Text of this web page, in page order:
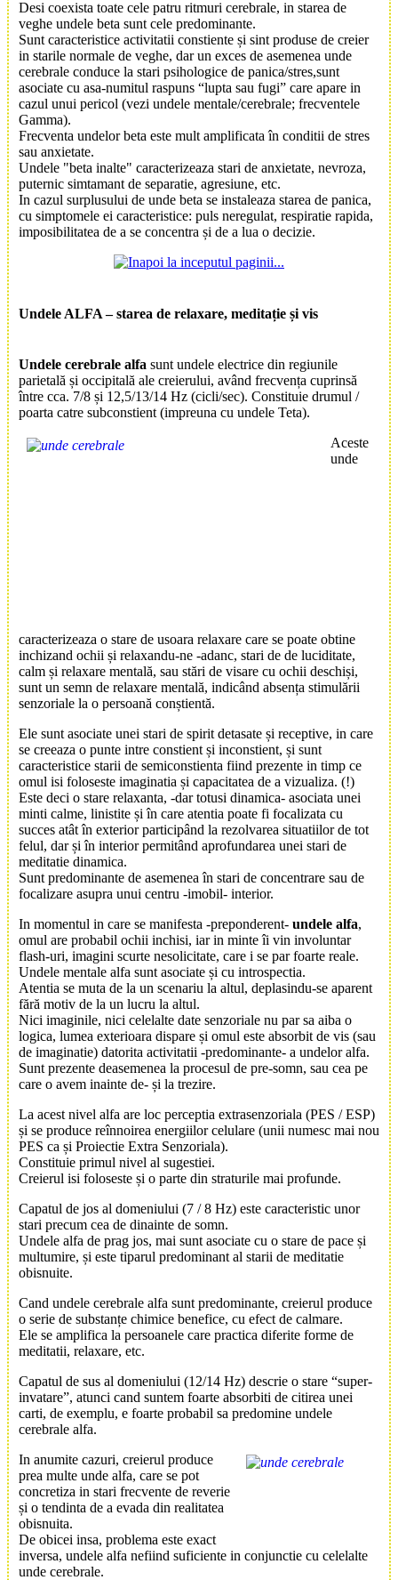
Desi coexista toate cele patru ritmuri cerebrale, in starea de
veghe undele beta sunt cele predominante.
Sunt caracteristice activitatii constiente și sint produse de creier
in starile normale de veghe, dar un exces de asemenea unde
cerebrale conduce la stari psihologice de panica/stres,sunt
asociate cu asa-numitul raspuns “lupta sau fugi” care apare in
cazul unui pericol (vezi undele mentale/cerebrale; frecventele
Gamma).
Frecventa undelor beta este mult amplificata în conditii de stres
sau anxietate.
Undele "beta inalte" caracterizeaza stari de anxietate, nevroza,
puternic simtamant de separatie, agresiune, etc.
In cazul surplusului de unde beta se instaleaza starea de panica,
cu simptomele ei caracteristice: puls neregulat, respiratie rapida,
imposibilitatea de a se concentra și de a lua o decizie.
Undele ALFA – starea de relaxare, meditație și vis
Undele cerebrale alfa sunt undele electrice din regiunile
parietală și occipitală ale creierului, având frecvența cuprinsă
între cca. 7/8 și 12,5/13/14 Hz (cicli/sec). Constituie drumul /
poarta catre subconstient (impreuna cu undele Teta).
Aceste
unde
caracterizeaza o stare de usoara relaxare care se poate obtine
inchizand ochii și relaxandu-ne -adanc, stari de de luciditate,
calm și relaxare mentală, sau stări de visare cu ochii deschiși,
sunt un semn de relaxare mentală, indicând absența stimulării
senzoriale la o persoană conștientă.
Ele sunt asociate unei stari de spirit detasate și receptive, in care
se creeaza o punte intre constient și inconstient, și sunt
caracteristice starii de semiconstienta fiind prezente in timp ce
omul isi foloseste imaginatia și capacitatea de a vizualiza. (!)
Este deci o stare relaxanta, -dar totusi dinamica- asociata unei
minti calme, linistite și în care atentia poate fi focalizata cu
succes atât în exterior participând la rezolvarea situatiilor de tot
felul, dar și în interior permitând aprofundarea unei stari de
meditatie dinamica.
Sunt predominante de asemenea în stari de concentrare sau de
focalizare asupra unui centru -imobil- interior.
In momentul in care se manifesta -preponderent- undele alfa,
omul are probabil ochii inchisi, iar in minte îi vin involuntar
flash-uri, imagini scurte nesolicitate, care i se par foarte reale.
Undele mentale alfa sunt asociate și cu introspectia.
Atentia se muta de la un scenariu la altul, deplasindu-se aparent
fără motiv de la un lucru la altul.
Nici imaginile, nici celelalte date senzoriale nu par sa aiba o
logica, lumea exterioara dispare și omul este absorbit de vis (sau
de imaginatie) datorita activitatii -predominante- a undelor alfa.
Sunt prezente deasemenea la procesul de pre-somn, sau cea pe
care o avem inainte de- și la trezire.
La acest nivel alfa are loc perceptia extrasenzoriala (PES / ESP)
și se produce reînnoirea energiilor celulare (unii numesc mai nou
PES ca și Proiectie Extra Senzoriala).
Constituie primul nivel al sugestiei.
Creierul isi foloseste și o parte din straturile mai profunde.
Capatul de jos al domeniului (7 / 8 Hz) este caracteristic unor
stari precum cea de dinainte de somn.
Undele alfa de prag jos, mai sunt asociate cu o stare de pace și
multumire, și este tiparul predominant al starii de meditatie
obisnuite.
Cand undele cerebrale alfa sunt predominante, creierul produce
o serie de substanțe chimice benefice, cu efect de calmare.
Ele se amplifica la persoanele care practica diferite forme de
meditatii, relaxare, etc.
Capatul de sus al domeniului (12/14 Hz) descrie o stare “super-
invatare”, atunci cand suntem foarte absorbiti de citirea unei
carti, de exemplu, e foarte probabil sa predomine undele
cerebrale alfa.
In anumite cazuri, creierul produce
prea multe unde alfa, care se pot
concretiza in stari frecvente de reverie
și o tendinta de a evada din realitatea
obisnuita.
De obicei insa, problema este exact
inversa, undele alfa nefiind suficiente in conjunctie cu celelalte
unde cerebrale.